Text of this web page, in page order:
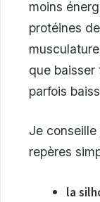
moins
protéines
que baisser
parfois
Je conseille
repères
la